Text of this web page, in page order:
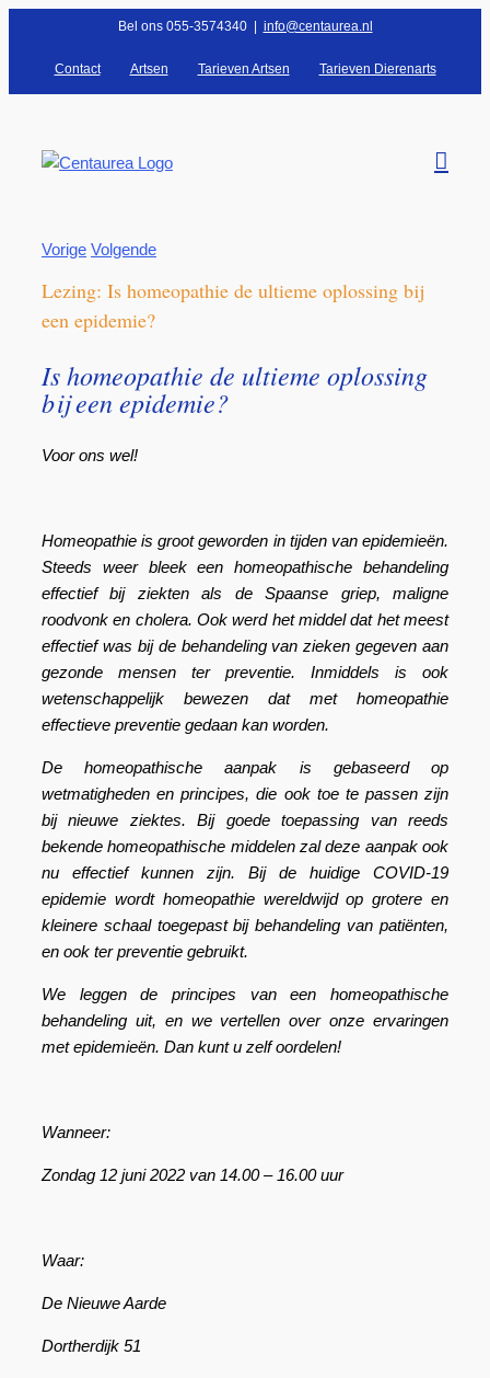
inhoud
Bel ons 055-3574340 info@centaurea.nl
Contact Artsen Tarieven Artsen Tarieven Dierenarts
Vorige Volgende
Lezing: Is homeopathie de ultieme oplossing bij
een epidemie?
Is homeopathie de ultieme oplossing
bij een epidemie?
Voor ons wel!
Homeopathie is groot geworden in tijden van epidemieën.
Steeds weer bleek een homeopathische behandeling
effectief bij ziekten als de Spaanse griep, maligne
roodvonk en cholera. Ook werd het middel dat het meest
effectief was bij de behandeling van zieken gegeven aan
gezonde mensen ter preventie. Inmiddels is ook
wetenschappelijk bewezen dat met homeopathie
effectieve preventie gedaan kan worden.
De homeopathische aanpak is gebaseerd op
wetmatigheden en principes, die ook toe te passen zijn
bij nieuwe ziektes. Bij goede toepassing van reeds
bekende homeopathische middelen zal deze aanpak ook
nu effectief kunnen zijn. Bij de huidige COVID-19
epidemie wordt homeopathie wereldwijd op grotere en
kleinere schaal toegepast bij behandeling van patiënten,
en ook ter preventie gebruikt.
We leggen de principes van een homeopathische
behandeling uit, en we vertellen over onze ervaringen
met epidemieën. Dan kunt u zelf oordelen!
Wanneer:
Zondag 12 juni 2022 van 14.00 – 16.00 uur
Waar:
De Nieuwe Aarde
Dortherdijk 51